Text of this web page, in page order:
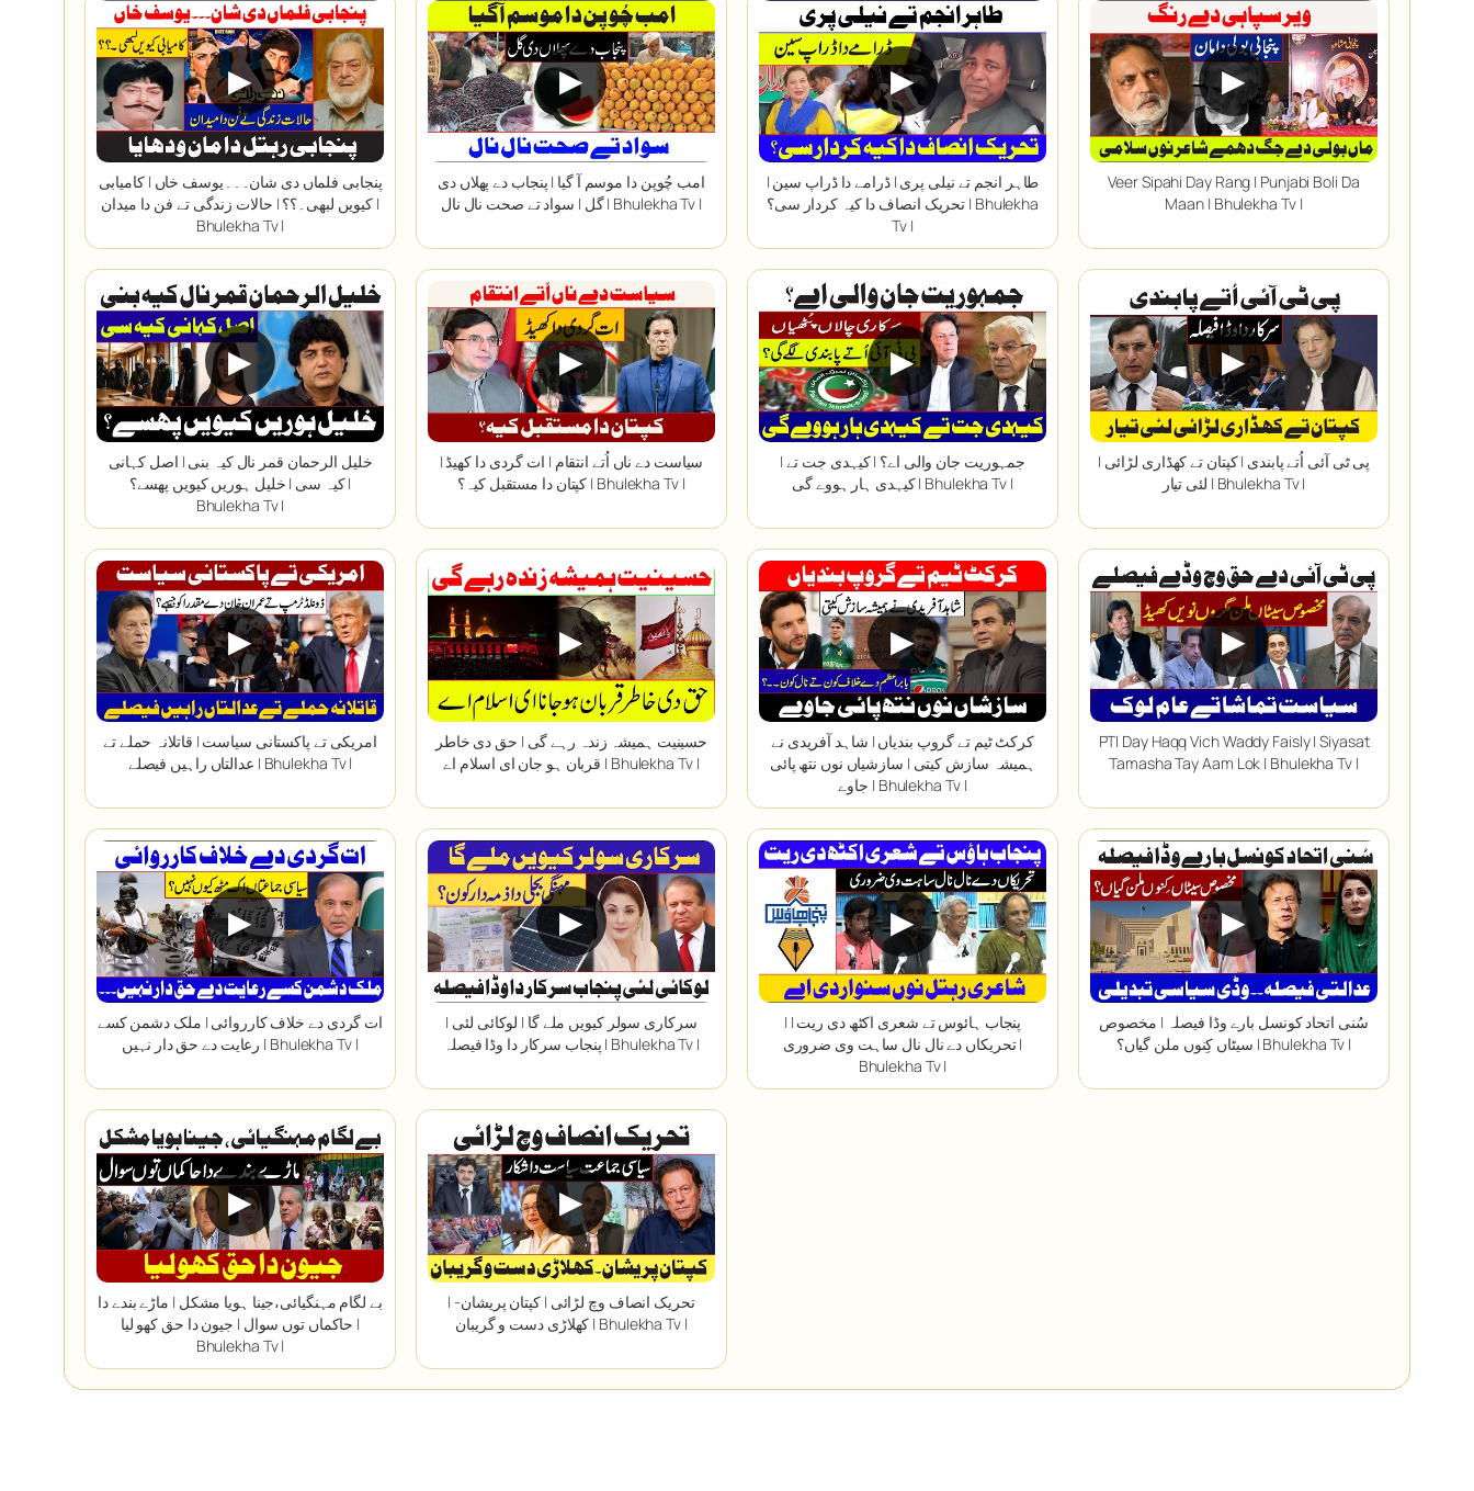
▶
پنجابی فلماں دی شان۔۔۔یوسف خاں | کامیابی
کیویں لبھی۔؟؟ | حالات زندگی تے فن دا میدان |
Bhulekha Tv |
▶
امب چُوپن دا موسم آ گیا | پنجاب دے پھلاں دی
گل | سواد تے صحت نال نال | Bhulekha Tv |
▶
طاہر انجم تے نیلی پری | ڈرامے دا ڈراپ سین |
تحریک انصاف دا کیہ کردار سی؟ | Bhulekha
Tv |
▶
Veer Sipahi Day Rang | Punjabi Boli Da
Maan | Bhulekha Tv |
▶
خلیل الرحمان قمر نال کیہ بنی | اصل کہانی
کیہ سی | خلیل ہوریں کیویں پھسے؟ |
Bhulekha Tv |
▶
سیاست دے ناں اُتے انتقام | ات گردی دا کھیڈ |
کپتان دا مستقبل کیہ؟ | Bhulekha Tv |
▶
| جمہوریت جان والی اے؟ | کیہدی جت تے
کیہدی ہار ہووے گی | Bhulekha Tv |
▶
| پی ٹی آئی اُتے پابندی | کپتان تے کھڈاری لڑائی
لئی تیار | Bhulekha Tv |
▶
امریکی تے پاکستانی سیاست | قاتلانہ حملے تے
عدالتاں راہیں فیصلے | Bhulekha Tv |
▶
حسینیت ہمیشہ زندہ رہے گی | حق دی خاطر
قربان ہو جان ای اسلام اے | Bhulekha Tv |
▶
کرکٹ ٹیم تے گروپ بندیاں | شاہد آفریدی نے
ہمیشہ سازش کیتی | سازشیاں نوں نتھ پائی
جاوے | Bhulekha Tv |
▶
PTI Day Haqq Vich Waddy Faisly | Siyasat
Tamasha Tay Aam Lok | Bhulekha Tv |
▶
ات گردی دے خلاف کارروائی | ملک دشمن کسے
رعایت دے حق دار نہیں | Bhulekha Tv |
▶
| سرکاری سولر کیویں ملے گا | لوکائی لئی
پنجاب سرکار دا وڈا فیصلہ | Bhulekha Tv |
▶
| پنجاب ہائوس تے شعری اکٹھ دی ریت |
تحریکاں دے نال نال ساہت وی ضروری |
Bhulekha Tv |
▶
سُنی اتحاد کونسل بارے وڈا فیصلہ | مخصوص
سیٹاں کِنوں ملن گیاں؟ | Bhulekha Tv |
▶
بے لگام مہنگیائی،جینا ہویا مشکل | ماڑے بندے دا
حاکماں توں سوال | جیون دا حق کھو لیا |
Bhulekha Tv |
▶
| تحریک انصاف وچ لڑائی | کپتان پریشان-
کھلاڑی دست و گریبان | Bhulekha Tv |